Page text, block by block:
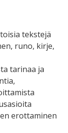
tekstejä
runo, kirje,
tarinaa ja
erottaminen